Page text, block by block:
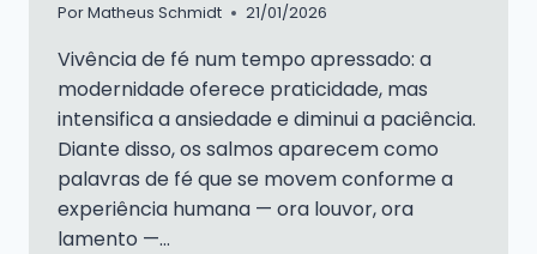
PorMatheus Schmidt 21/01/2026
Vivência de fé num tempo apressado: a
modernidade oferece praticidade, mas
intensifica a ansiedade e diminui a paciência.
Diante disso, os salmos aparecem como
palavras de fé que se movem conforme a
experiência humana — ora louvor, ora
lamento —…